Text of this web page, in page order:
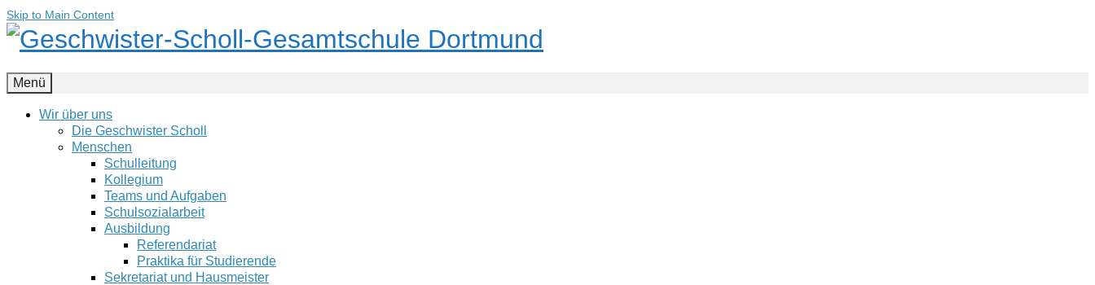
Skip to Main Content
Menü
Wir über uns
Die Geschwister Scholl
Menschen
Schulleitung
Kollegium
Teams und Aufgaben
Schulsozialarbeit
Ausbildung
Referendariat
Praktika für Studierende
Sekretariat und Hausmeister